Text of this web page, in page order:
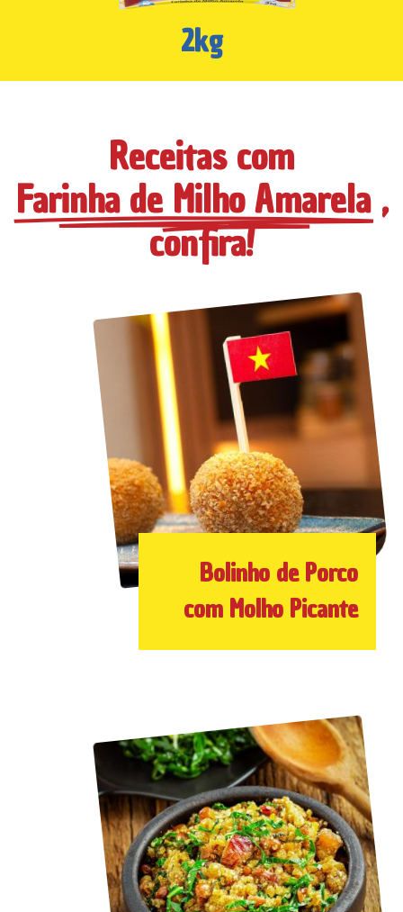
2kg
Receitas com
Farinha de Milho Amarela ,
confira!
Bolinho de Porco
com Molho Picante